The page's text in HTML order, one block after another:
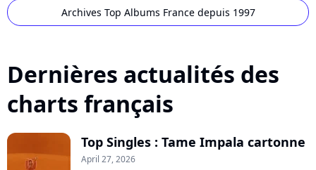
Archives Top Albums France depuis 1997
Dernières actualités des
charts français
Top Singles : Tame Impala cartonne
April 27, 2026